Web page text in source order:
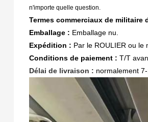
n'importe quelle question.
Termes commerciaux de militaire
Emballage : Emballage nu.
Expédition : Par le ROULIER ou le
Conditions de paiement : T/T
Délai de livraison : normalement